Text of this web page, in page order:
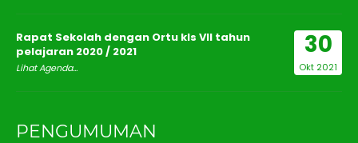
30
Okt 2021
Rapat Sekolah dengan Ortu kls VII tahun
pelajaran 2020 / 2021
Lihat Agenda...
PENGUMUMAN